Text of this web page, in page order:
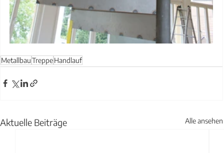
MetallbauTreppeHandlauf
Aktuelle Beiträge Alle ansehen